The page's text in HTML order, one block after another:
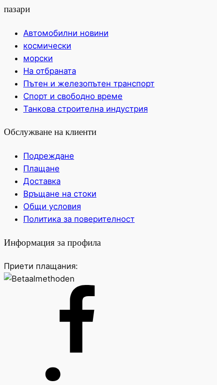
пазари
Автомобилни новини
космически
морски
На отбраната
Пътен и железопътен транспорт
Спорт и свободно време
Танкова строителна индустрия
Обслужване на клиенти
Подреждане
Плащане
Доставка
Връщане на стоки
Общи условия
Политика за поверителност
Информация за профила
Приети плащания: